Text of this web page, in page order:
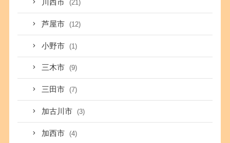
川西市 (21)
芦屋市 (12)
小野市 (1)
三木市 (9)
三田市 (7)
加古川市 (3)
加西市 (4)